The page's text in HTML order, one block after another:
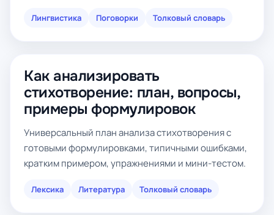
Лингвистика Поговорки Толковый словарь
Как анализировать
стихотворение: план, вопросы,
примеры формулировок
Универсальный план анализа стихотворения с
готовыми формулировками, типичными ошибками,
кратким примером, упражнениями и мини-тестом.
Лексика Литература Толковый словарь